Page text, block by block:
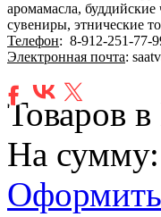
аромамасла, буддийские
сувениры, этнические
Телефон: 8-912-251-77-
Электронная почта:
Товаров
На сумму:
Оформить